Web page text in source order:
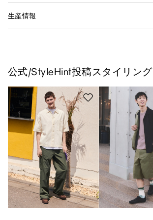
生産情報
公式/StyleHint投稿スタイリング